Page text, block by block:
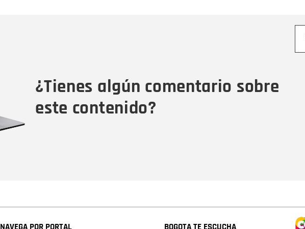
¿Tienes algún comentario sobre
este contenido?